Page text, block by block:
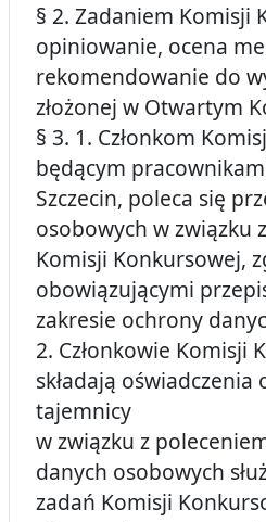
§ 2. Zadaniem Komisji
opiniowanie, ocena
rekomendowanie do
złożonej w Otwartym
§ 3. 1. Członkom
będącym
Szczecin, poleca się
osobowych w związku
Komisji Konkursowej,
obowiązującymi
zakresie ochrony
2. Członkowie Komisji
składają oświadczenia
tajemnicy
w związku z
danych osobowych
zadań Komisji